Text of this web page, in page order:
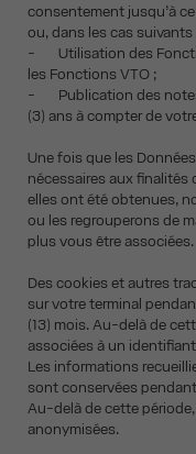
consentement jusqu’à
ou, dans les cas suivants
- Utilisation des
les Fonctions VTO ;
- Publication des notes
(3) ans à compter de
Une fois que les
nécessaires aux finalités
elles ont été obtenues,
ou les regrouperons de
plus vous être associées.
Des cookies et autres
sur votre terminal
(13) mois. Au-delà de
associées à un
Les informations
sont conservées
Au-delà de cette
anonymisées.